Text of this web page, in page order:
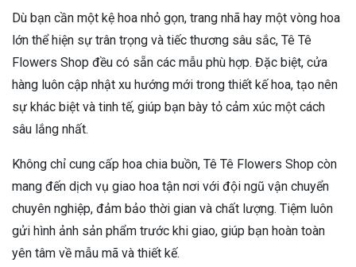
Dù bạn cần một kệ hoa nhỏ gọn, trang nhã hay một vòng hoa
lớn thể hiện sự trân trọng và tiếc thương sâu sắc, Tê Tê
Flowers Shop đều có sẵn các mẫu phù hợp. Đặc biệt, cửa
hàng luôn cập nhật xu hướng mới trong thiết kế hoa, tạo nên
sự khác biệt và tinh tế, giúp bạn bày tỏ cảm xúc một cách
sâu lắng nhất.
Không chỉ cung cấp hoa chia buồn, Tê Tê Flowers Shop còn
mang đến dịch vụ giao hoa tận nơi với đội ngũ vận chuyển
chuyên nghiệp, đảm bảo thời gian và chất lượng. Tiệm luôn
gửi hình ảnh sản phẩm trước khi giao, giúp bạn hoàn toàn
yên tâm về mẫu mã và thiết kế.